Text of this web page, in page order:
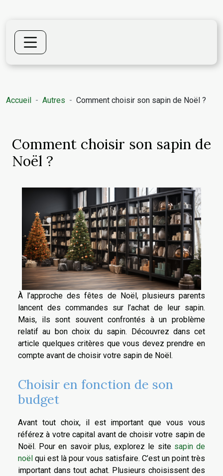
Accueil Autres Comment choisir son sapin de Noël ?
Comment choisir son sapin de
Noël ?
À l’approche des fêtes de Noël, plusieurs parents
lancent des commandes sur l’achat de leur sapin.
Mais, ils sont souvent confrontés à un problème
relatif au bon choix du sapin. Découvrez dans cet
article quelques critères que vous devez prendre en
compte avant de choisir votre sapin de Noël.
Choisir en fonction de son
budget
Avant tout choix, il est important que vous vous
référez à votre capital avant de choisir votre sapin de
Noël. Pour en savoir plus, explorez le site sapin de
noël qui est là pour vous satisfaire. C’est un point très
important dans tout achat. Plusieurs choisissent des